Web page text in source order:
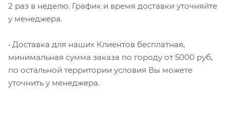
2 раз в неделю. График и время доставки уточняйте
у менеджера.
• Доставка для наших Клиентов бесплатная,
минимальная сумма заказа по городу от 5000 руб,
по остальной территории условия Вы можете
уточнить у менеджера.